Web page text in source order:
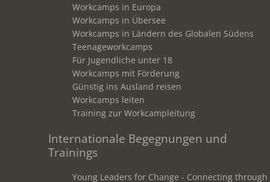
Workcamps in Europa
Workcamps in Übersee
Workcamps in Ländern des Globalen Südens
Teenageworkcamps
Für Jugendliche unter 18
Workcamps mit Förderung
Günstig ins Ausland reisen
Workcamps leiten
Training zur Workcampleitung
Internationale Begegnungen und
Trainings
Young Leaders for Change - Connecting through